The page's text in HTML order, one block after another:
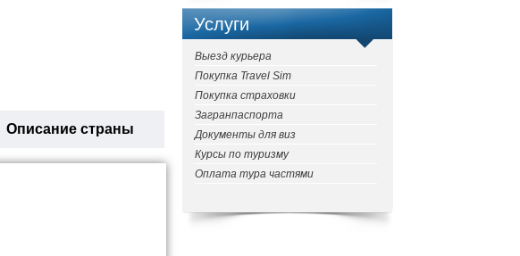
Описание страны
Услуги
Выезд курьера
Покупка Travel Sim
Покупка страховки
Загранпаспорта
Документы для виз
Курсы по туризму
Оплата тура частями